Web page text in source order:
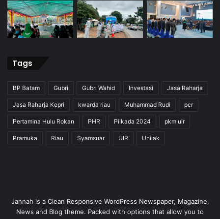
Tags
BP Batam Gubri Gubri Wahid Investasi Jasa Raharja
Jasa Raharja Kepri kwarda riau Muhammad Rudi pcr
Pertamina Hulu Rokan PHR Pilkada 2024 pkm uir
Pramuka Riau Syamsuar UIR Unilak
Jannah is a Clean Responsive WordPress Newspaper, Magazine,
News and Blog theme. Packed with options that allow you to